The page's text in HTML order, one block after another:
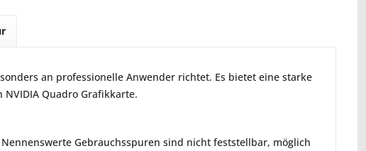
an professionelle Anwender richtet. Es bietet eine starke
Quadro Grafikkarte.
Gebrauchsspuren sind nicht feststellbar, möglich